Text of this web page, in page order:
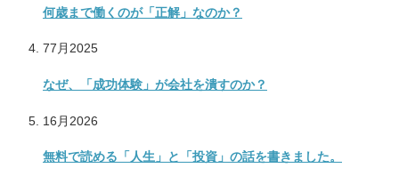
何歳まで働くのが「正解」なのか？
77月2025
なぜ、「成功体験」が会社を潰すのか？
16月 2026
無料で読める「人生」と「投資」の話を書きました。